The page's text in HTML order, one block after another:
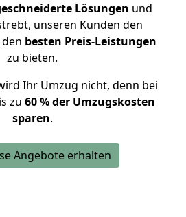
Lösungen und
unseren Kunden den
besten Preis-Leistungen
zu bieten.
Ihr Umzug nicht, denn bei
zu 60 % der Umzugskosten
sparen.
Angebote erhalten